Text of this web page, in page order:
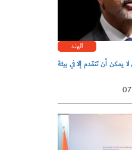
الهند
يمكن أن تتقدم إلا في بيئة